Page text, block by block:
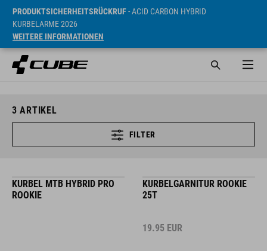
PRODUKTSICHERHEITSRÜCKRUF- ACID CARBON HYBRID
KURBELARME 2026
WEITERE INFORMATIONEN
3 ARTIKEL
FILTER
KURBEL MTB HYBRID PRO
ROOKIE
KURBELGARNITUR ROOKIE
25T
19.95 EUR